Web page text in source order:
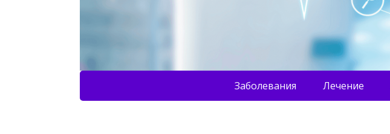
Заболевания Лечение